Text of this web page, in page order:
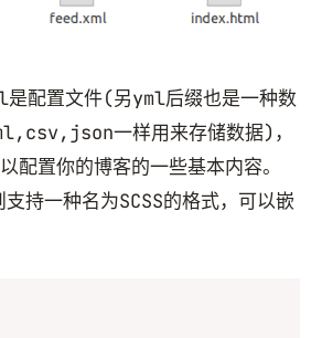
配置文件(另yml后缀也是一种数
一样用来存储数据)，
配置你的博客的一些基本内容。
持一种名为SCSS的格式，可以嵌